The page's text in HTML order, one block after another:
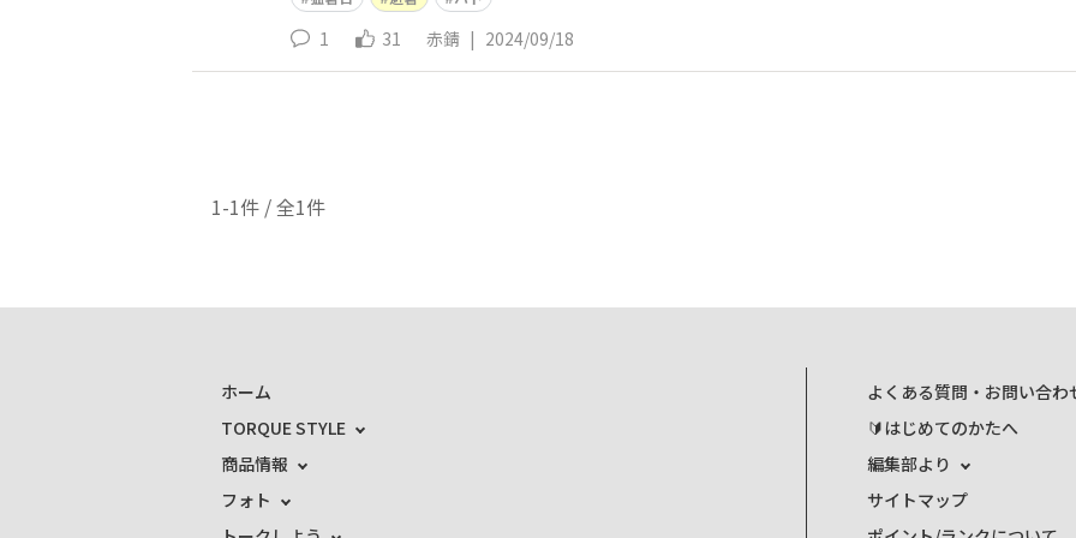
1 31 赤錆 | 2024/09/18
1-1件 / 全1件
ホーム
TORQUE STYLE
商品情報
フォト
よくある質問・お問い合わ
🔰はじめてのかたへ
編集部より
サイトマップ